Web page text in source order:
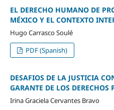
EL DERECHO HUMANO DE
MÉXICO Y EL CONTEXTO
Hugo Carrasco Soulé
PDF (Spanish)
DESAFIOS DE LA JUSTICIA
GARANTE DE LOS DERECHOS
Irina Graciela Cervantes Bravo